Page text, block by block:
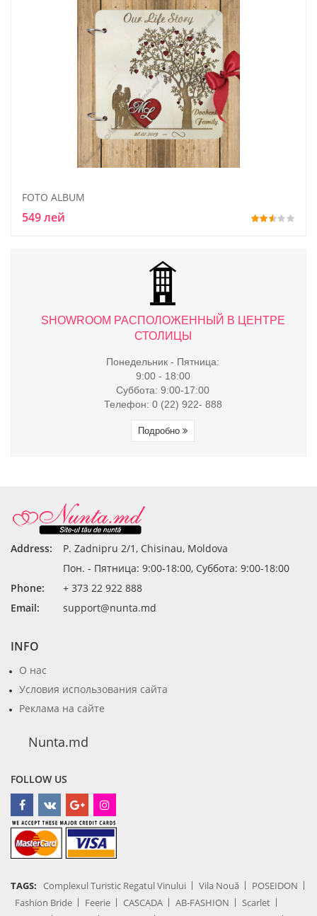
FOTO ALBUM
549 лей
SHOWROOM РАСПОЛОЖЕННЫЙ В ЦЕНТРЕ
СТОЛИЦЫ
Понедельник - Пятница:
9:00 - 18:00
Суббота: 9:00-17:00
Телефон: 0 (22) 922- 888
Подробно
Address:
P. Zadnipru 2/1, Chisinau, Moldova
Пон. - Пятница: 9:00-18:00, Суббота: 9:00-18:00
Phone:
+ 373 22 922 888
Email:
support@nunta.md
INFO
О нас
Условия использования сайта
Реклама на сайте
Nunta.md
FOLLOW US
TAGS: Complexul Turistic Regatul Vinului Vila Nouă
POSEIDON
Fashion Bride
Feerie CASCADA AB-FASHION
Scarlet